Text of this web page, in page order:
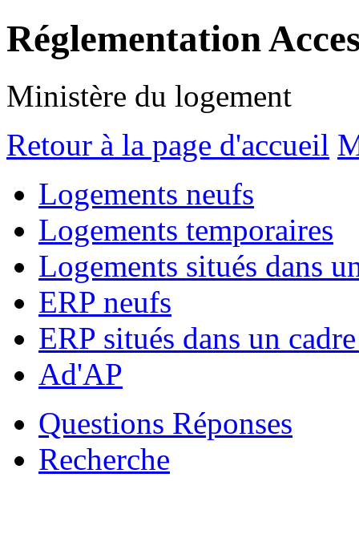
Réglementation
Ministère du logement
Retour à la page d'accueil
Logements neufs
Logements temporaires
Logements situés dans
ERP neufs
ERP situés dans un
Ad'AP
Questions Réponses
Recherche